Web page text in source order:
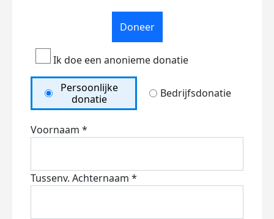
Doneer
Ik doe een anonieme donatie
Persoonlijke
donatie
Bedrijfsdonatie
Voornaam *
Tussenv. Achternaam *